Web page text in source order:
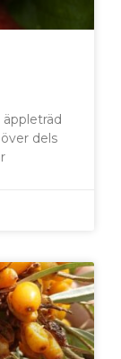
äppleträd
dels